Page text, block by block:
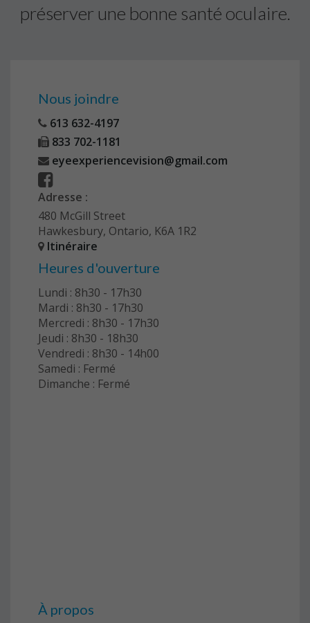
préserver une bonne santé oculaire.
Nous joindre
613 632-4197
833 702-1181
eyeexperiencevision@gmail.com
Adresse :
480 McGill Street
Hawkesbury, Ontario, K6A 1R2
Itinéraire
Heures d'ouverture
Lundi : 8h30 - 17h30
Mardi : 8h30 - 17h30
Mercredi : 8h30 - 17h30
Jeudi : 8h30 - 18h30
Vendredi : 8h30 - 14h00
Samedi : Fermé
Dimanche : Fermé
À propos